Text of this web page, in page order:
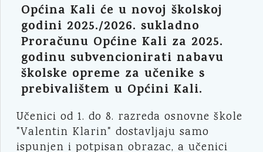
Općina Kali će u novoj školskoj
godini 2025./2026. sukladno
Proračunu Općine Kali za 2025.
godinu subvencionirati nabavu
školske opreme za učenike s
prebivalištem u Općini Kali.
Učenici od 1. do 8. razreda osnovne škole
"Valentin Klarin" dostavljaju samo
ispunjen i potpisan obrazac, a učenici